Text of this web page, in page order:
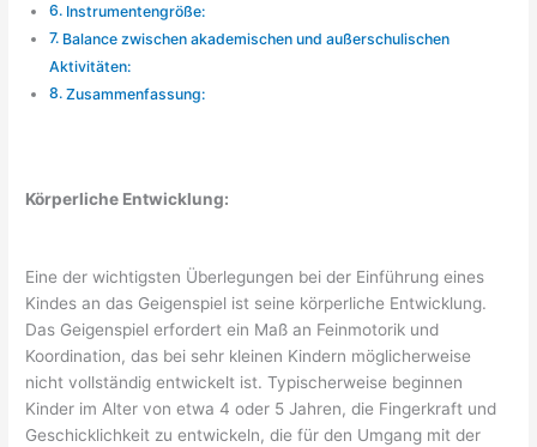
Instrumentengröße:
Balance zwischen akademischen und außerschulischen
Aktivitäten:
Zusammenfassung:
Körperliche Entwicklung:
Eine der wichtigsten Überlegungen bei der Einführung eines
Kindes an das Geigenspiel ist seine körperliche Entwicklung.
Das Geigenspiel erfordert ein Maß an Feinmotorik und
Koordination, das bei sehr kleinen Kindern möglicherweise
nicht vollständig entwickelt ist. Typischerweise beginnen
Kinder im Alter von etwa 4 oder 5 Jahren, die Fingerkraft und
Geschicklichkeit zu entwickeln, die für den Umgang mit der